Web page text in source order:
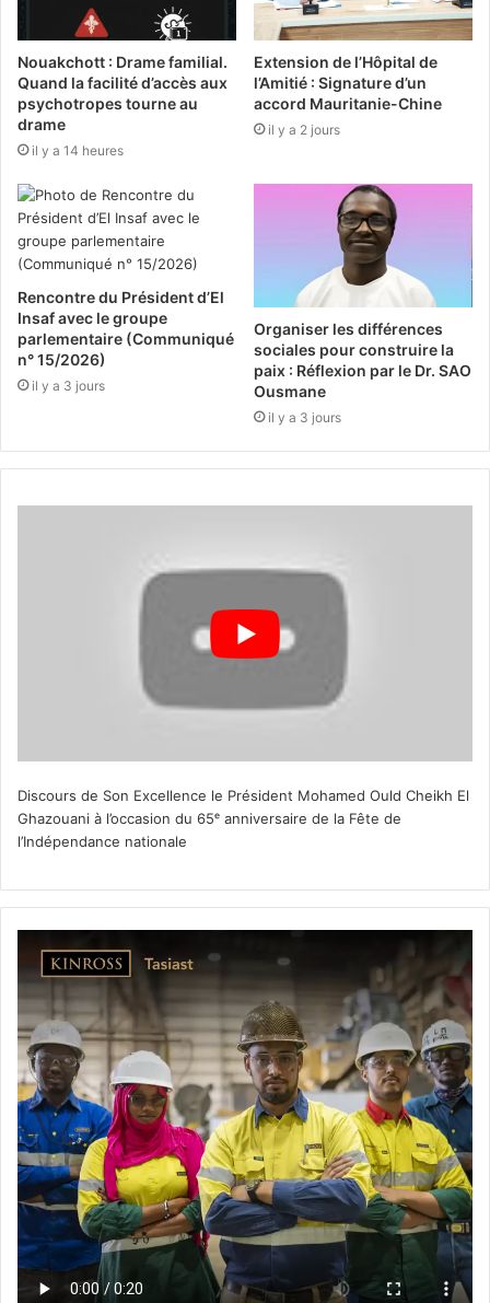
Nouakchott : Drame familial.
Quand la facilité d’accès aux
psychotropes tourne au
drame
il y a 14 heures
Extension de l’Hôpital de
l’Amitié : Signature d’un
accord Mauritanie-Chine
il y a 2 jours
Rencontre du Président d’El
Insaf avec le groupe
parlementaire (Communiqué
n° 15/2026)
il y a 3 jours
Organiser les différences
sociales pour construire la
paix : Réflexion par le Dr. SAO
Ousmane
il y a 3 jours
Discours de Son Excellence le Président Mohamed Ould Cheikh El
Ghazouani à l’occasion du 65ᵉ anniversaire de la Fête de
l’Indépendance nationale